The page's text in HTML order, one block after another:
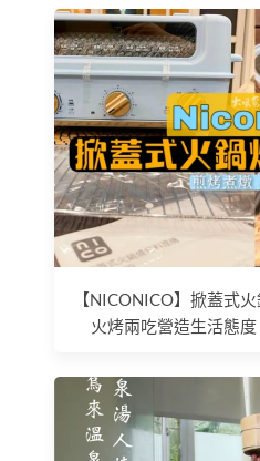
【NICONICO】掀蓋式
火烤兩吃營造生活態